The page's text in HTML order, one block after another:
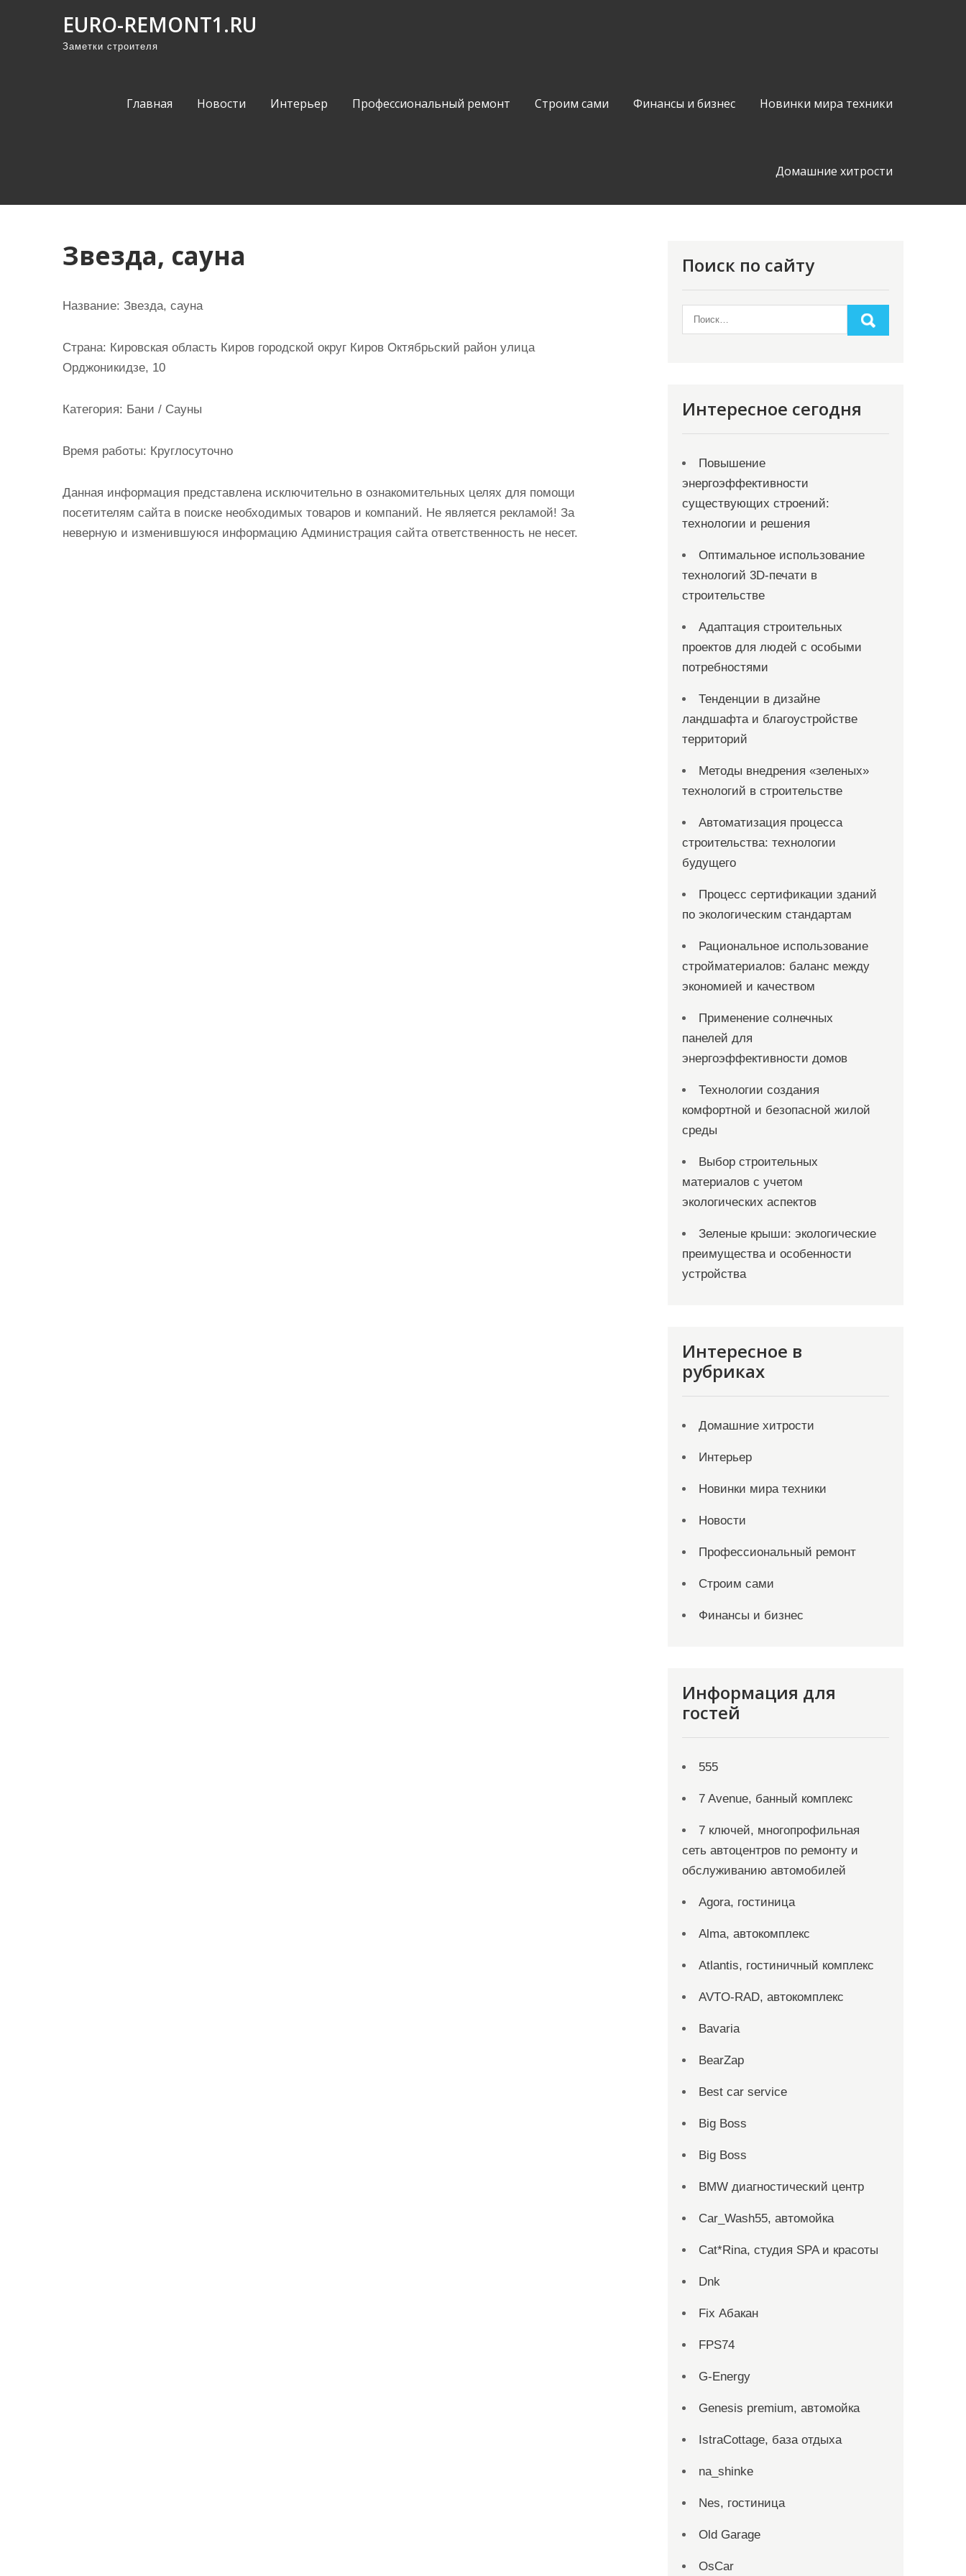
EURO-REMONT1.RU
Заметки строителя
Главная Новости Интерьер Профессиональный ремонт Строим сами Финансы и бизнес Новинки мира техники
Домашние хитрости
Звезда, сауна
Название: Звезда, сауна
Страна: Кировская область Киров городской округ Киров Октябрьский район улица
Орджоникидзе, 10
Категория: Бани / Сауны
Время работы: Круглосуточно
Данная информация представлена исключительно в ознакомительных целях для помощи
посетителям сайта в поиске необходимых товаров и компаний. Не является рекламой! За
неверную и изменившуюся информацию Администрация сайта ответственность не несет.
Поиск по сайту
Интересное сегодня
Повышение
энергоэффективности
существующих строений:
технологии и решения
Оптимальное использование
технологий 3D-печати в
строительстве
Адаптация строительных
проектов для людей с особыми
потребностями
Тенденции в дизайне
ландшафта и благоустройстве
территорий
Методы внедрения «зеленых»
технологий в строительстве
Автоматизация процесса
строительства: технологии
будущего
Процесс сертификации зданий
по экологическим стандартам
Рациональное использование
стройматериалов: баланс между
экономией и качеством
Применение солнечных
панелей для
энергоэффективности домов
Технологии создания
комфортной и безопасной жилой
среды
Выбор строительных
материалов с учетом
экологических аспектов
Зеленые крыши: экологические
преимущества и особенности
устройства
Интересное в
рубриках
Домашние хитрости
Интерьер
Новинки мира техники
Новости
Профессиональный ремонт
Строим сами
Финансы и бизнес
Информация для
гостей
555
7 Avenue, банный комплекс
7 ключей, многопрофильная
сеть автоцентров по ремонту и
обслуживанию автомобилей
Agora, гостиница
Alma, автокомплекс
Atlantis, гостиничный комплекс
AVTO-RAD, автокомплекс
Bavaria
BearZap
Best car service
Big Boss
Big Boss
BMW диагностический центр
Car_Wash55, автомойка
Cat*Rina, студия SPA и красоты
Dnk
Fix Абакан
FPS74
G-Energy
Genesis premium, автомойка
IstraCottage, база отдыха
na_shinke
Nes, гостиница
Old Garage
OsCar